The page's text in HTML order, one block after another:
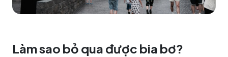
Làm sao bỏ qua được bia bơ?